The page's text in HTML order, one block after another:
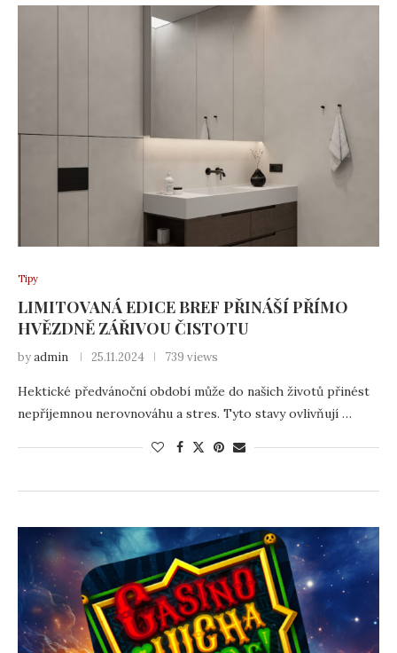
Tipy
LIMITOVANÁ EDICE BREF PŘINÁŠÍ PŘÍMO
HVĚZDNĚ ZÁŘIVOU ČISTOTU
byadmin 25.11.2024 739 views
Hektické předvánoční období může do našich životů přinést
nepříjemnou nerovnováhu a stres. Tyto stavy ovlivňují …